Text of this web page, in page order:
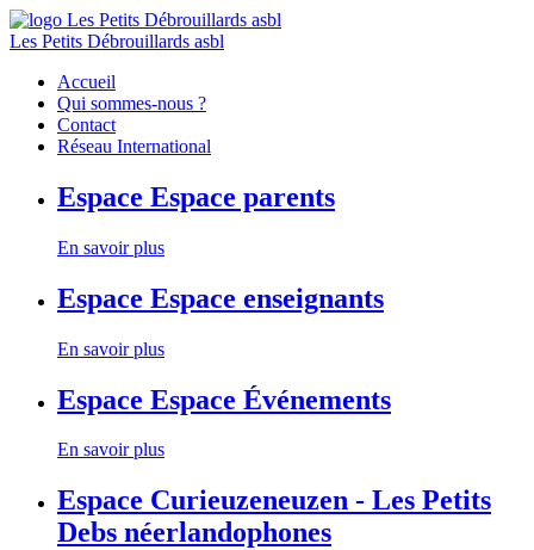
Les Petits Débrouillards asbl
Accueil
Qui sommes-nous ?
Contact
Réseau International
Espace Espace parents
En savoir plus
Espace Espace enseignants
En savoir plus
Espace Espace Événements
En savoir plus
Espace Curieuzeneuzen - Les Petits
Debs néerlandophones